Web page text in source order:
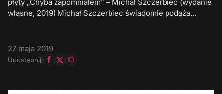
płyty „Chyba zapomniałem” – Michał Szczerbiec (wydanie
własne, 2019) Michał Szczerbiec świadomie podąża…
27 maja 2019
Udostępnij: